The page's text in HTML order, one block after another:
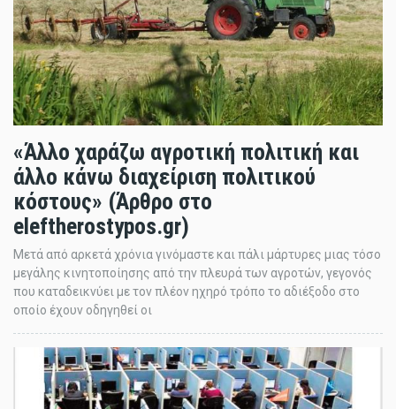
«Άλλο χαράζω αγροτική πολιτική και
άλλο κάνω διαχείριση πολιτικού
κόστους» (Άρθρο στο
eleftherostypos.gr)
Μετά από αρκετά χρόνια γινόμαστε και πάλι μάρτυρες μιας τόσο
μεγάλης κινητοποίησης από την πλευρά των αγροτών, γεγονός
που καταδεικνύει με τον πλέον ηχηρό τρόπο το αδιέξοδο στο
οποίο έχουν οδηγηθεί οι